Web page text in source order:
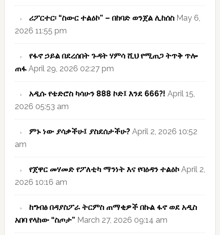
ሪፖርተር፡ “ስውር ተልዕኮ” – በከባድ ወንጀል ሊከሰስ May 6,
2026 11:55 pm
የፋኖ ኃይል በደረሰበት ጉዳት ሃምሳ ሺህ የሚጠጋ ትጥቅ ጥሎ
ጠፋ April 29, 2026 02:27 pm
አዲሱ የቴድሮስ ካሳሁን 888 ኮድ፤ እንደ 666?! April 15,
2026 05:53 am
ምኑ ነው ያሳቃችሁ፤ ያስደሰታችሁ? April 2, 2026 10:52
am
የጀዋር መሃመድ የፖለቲካ ማንነት እና የባዕዳን ተልዕኮ April 2,
2026 10:16 am
ከግብፅ በዳያስፖራ ትርምስ ጠማቂዎች በኩል ፋኖ ወደ አዲስ
አበባ የላከው “ስጦታ” March 27, 2026 09:14 am